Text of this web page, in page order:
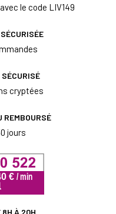
le code LIV149
cryptées
REMBOURSÉ
jours
8H À 20H